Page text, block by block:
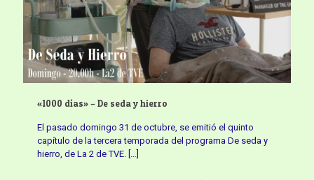
«1000 días» – De seda y hierro
El pasado domingo 31 de octubre, se emitió el quinto
capítulo de la tercera temporada del programa De seda y
hierro, de La 2 de TVE. […]